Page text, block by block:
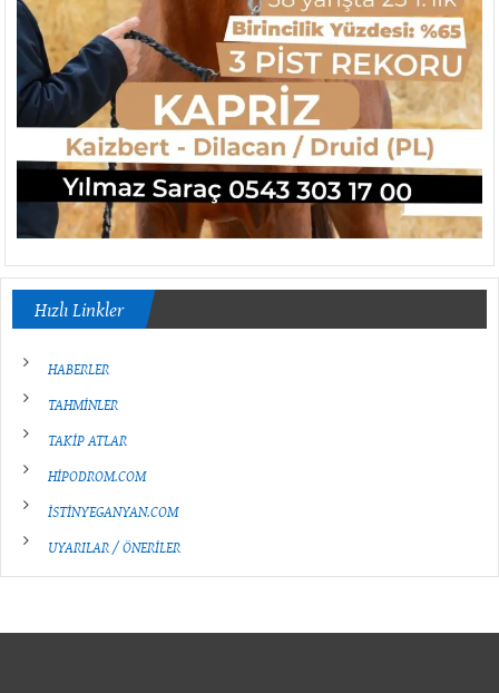
Hızlı Linkler
HABERLER
TAHMİNLER
TAKİP ATLAR
HİPODROM.COM
İSTİNYEGANYAN.COM
UYARILAR / ÖNERİLER